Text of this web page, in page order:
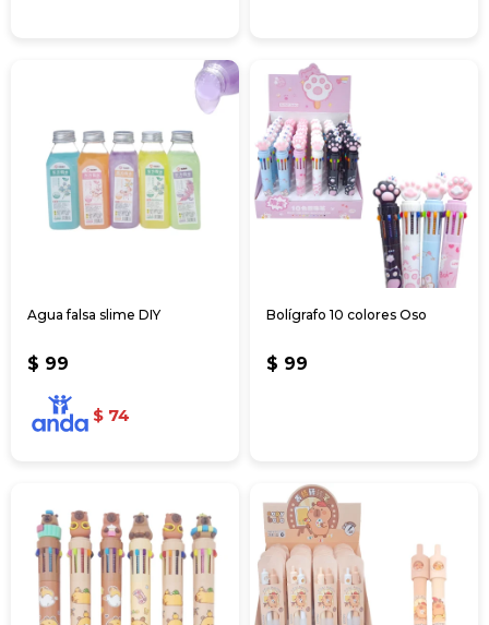
Agua falsa slime DIY
$ 99
$ 74
Bolígrafo 10 colores Oso
$ 99